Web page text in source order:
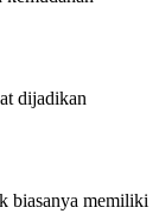
dijadikan
biasanya memiliki